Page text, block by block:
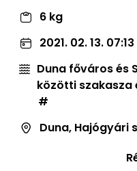
6 kg
2021. 02. 13. 07:13
Duna főváros és
közötti szakasza
Duna, Hajógyári